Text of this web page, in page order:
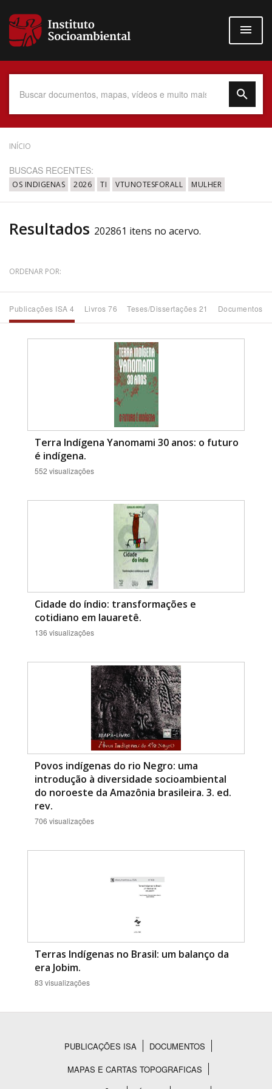
para
conteúdo
Data do Documento
Até
Povo Indígena
Área Protegida
INÍCIO
BUSCAS RECENTES:
OS INDIGENAS 2026 TI VTUNOTESFORALL MULHER
Resultados 202861 itens no acervo.
ORDENAR POR:
Publicações ISA 4 Livros 76 Teses/Dissertações 21 Documentos
Terra Indígena Yanomami 30 anos: o futuro
é indígena.
552 visualizações
Cidade do índio: transformações e
cotidiano em Iauaretê.
136 visualizações
Povos indígenas do rio Negro: uma
introdução à diversidade socioambiental
do noroeste da Amazônia brasileira. 3. ed.
rev.
706 visualizações
Terras Indígenas no Brasil: um balanço da
era Jobim.
83 visualizações
Rodapé
PUBLICAÇÕES ISA
DOCUMENTOS
MAPAS E CARTAS TOPOGRAFICAS